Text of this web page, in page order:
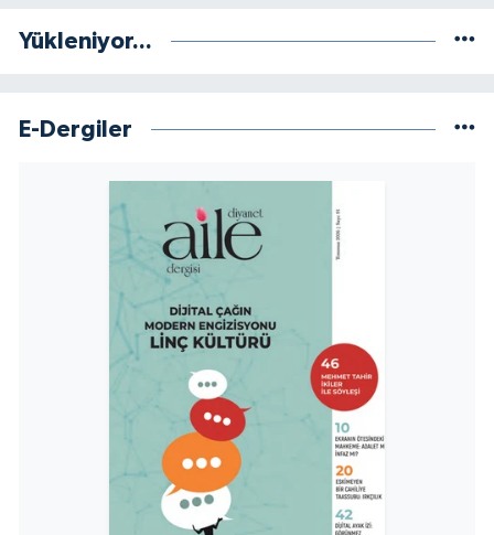
Yükleniyor...
E-Dergiler